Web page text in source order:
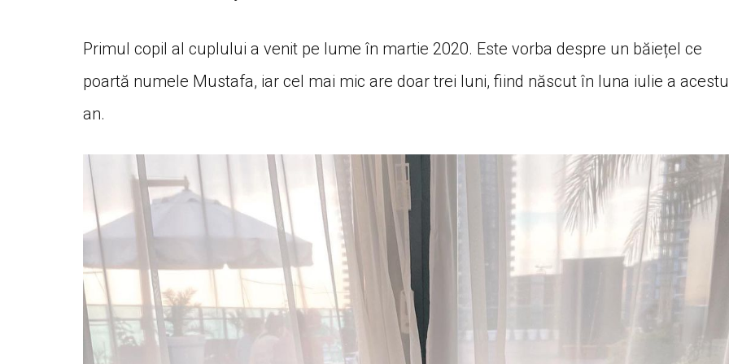
Primul copil al cuplului a venit pe lume în martie 2020. Este vorba despre un băiețel ce
poartă numele Mustafa, iar cel mai mic are doar trei luni, fiind născut în luna iulie a
an.